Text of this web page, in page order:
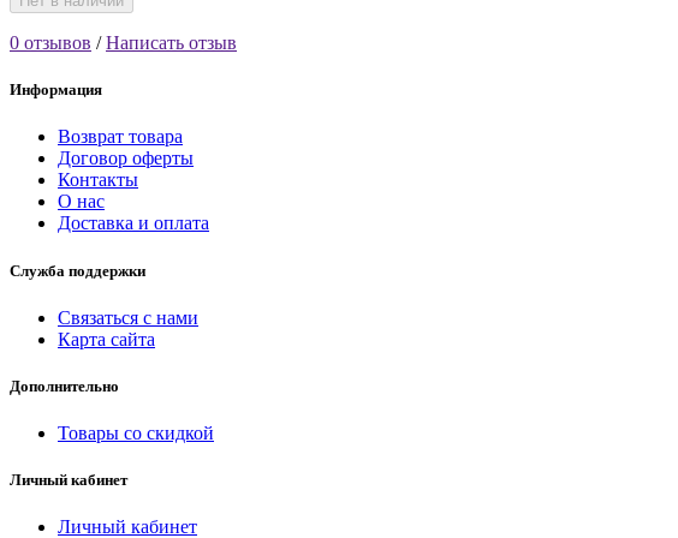
0 отзывов /Написать отзыв
Информация
Возврат товара
Договор оферты
Контакты
О нас
Доставка и оплата
Служба поддержки
Связаться с нами
Карта сайта
Дополнительно
Товары со скидкой
Личный кабинет
Личный кабинет